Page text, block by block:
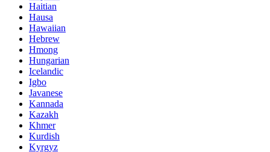
Haitian
Hausa
Hawaiian
Hebrew
Hmong
Hungarian
Icelandic
Igbo
Javanese
Kannada
Kazakh
Khmer
Kurdish
Kyrgyz